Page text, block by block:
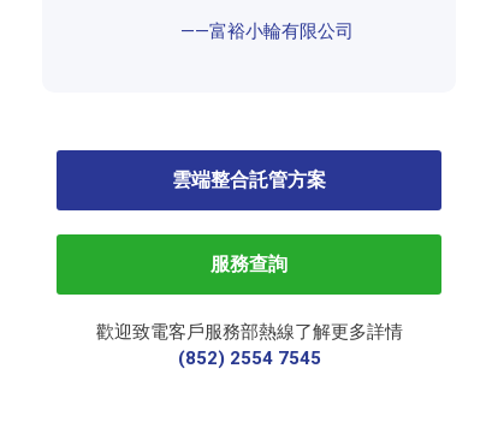
——富裕小輪有限公司
雲端整合託管方案
服務查詢
歡迎致電客戶服務部熱線了解更多詳情
(852) 2554 7545